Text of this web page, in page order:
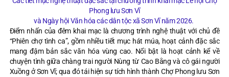
Phong lưu Sơn Vĩ
và Ngày hội Văn hóa các dân tộc xã Sơn Vĩ năm 2026.
Điểm nhấn của đêm khai mạc là chương trình nghệ thuật với chủ đề
“Phiên chợ tình ca”, gồm nhiều tiết mục hát múa, hoạt cảnh đặc sắc
mang đậm bản sắc văn hóa vùng cao. Nổi bật là hoạt cảnh kể về
chuyện tình giữa chàng trai người Nùng từ Cao Bằng và cô gái người
Xuồng ở Sơn Vĩ; qua đó tái hiện sự tích hình thành Chợ Phong lưu Sơn